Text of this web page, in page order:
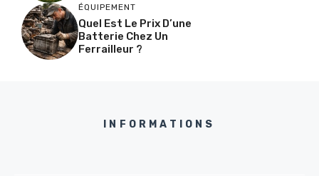
ÉQUIPEMENT
Quel Est Le Prix D’une
Batterie Chez Un
Ferrailleur ?
INFORMATIONS